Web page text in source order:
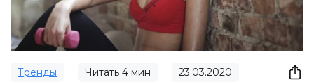
Тренды Читать 4 мин 23.03.2020